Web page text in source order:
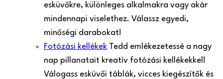
esküvőkre, különleges alkalmakra vagy akár
mindennapi viselethez. Válassz egyedi,
minőségi darabokat!
Fotózási kellékek Tedd emlékezetessé a nagy
nap pillanatait kreatív fotózási kellékekkel!
Válogass esküvői táblák, vicces kiegészítők és